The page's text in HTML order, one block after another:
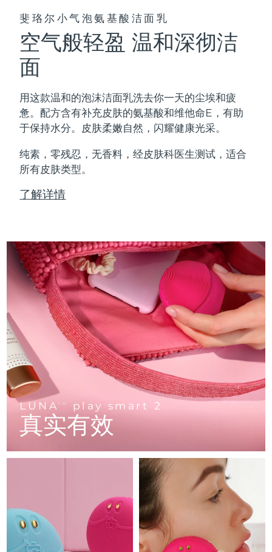
斐珞尔小气泡氨基酸洁面乳
空气般轻盈 温和深彻洁
面
用这款温和的泡沫洁面乳洗去你一天的尘埃和疲
惫。配方含有补充皮肤的氨基酸和维他命E，有助
于保持水分。皮肤柔嫩自然，闪耀健康光采。
纯素，零残忍，无香料，经皮肤科医生测试，适合
所有皮肤类型。
了解详情
LUNATM play smart 2
真实有效
LUNA™ 设备
All facial cleansing devices
UFO™ 设备
ISSA™ 设备
FAQ™ P1 Primer
Manuka honey primer
FAQ™护肤品
All FAQ™ skincare
FAQ™产品
All anti-aging treatments
FAQ™ 221
Anti-aging LED hand mask
FAQ™护肤品
All FAQ™ skincare
FAQ™产品
All LED treatments
FAQ™护肤品
FAQ™产品
All hair treatments
FAQ™ Red Light Serum
FAQ™ skincare
All FAQ™ skincare
FAQ™ products
专业治疗
PEACH™ 2 Pro Max
Professional IPL hair removal device
PEACH™ 2
Travel-friendly IPL hair removal
PEACH™ Cooling Prep Gel
Cooling IPL hair removal gel
BEAR™ 2 body
Microcurrent body toning
LUNA™ 4 body
Firming body serum
痘肌护理
ESPADA™ 2
Acne treatment device
ESPADA™ Blemish Solution
Concentrated acne gel
ESPADA™ 设备
All acne treatment devices
眼部护理
IRIS™ 2
Rejuvenating eye massager
眼部护肤
Advanced eye care treatment
眼部护理设备
All revitalizing eye massagers
KIWI™ derma
Diamond microdermabrasion .
KIWI™
Blackhead remover
KIWI™ 皮肤护理
Advanced pore care essentials
LUNA™ 4 hair
2-in-1 LED scalp massager
FLIP™ play advanced
LED light hairbrush
LUNA™ Dual-Peptide Scalp
For healthy hair
牙齿美白
NEW
issa™ Teeth Whitening Set
Dual LED + sonic device & 18% PAP gel
issa™ Teeth Whitening Gel
18% PAP
更多的
护肤品 男士
FOREO APP
爱沙尼亚
芬兰 预计送达日期8/9/26
法属波利尼西亚 预计送达日期 8/13/26
直布罗陀
希腊
匈牙利 预计送达日期 8/9/26
冰岛 预计送达日期8/10/26
印度尼西亚 预计送达日期8/7/26
爱尔兰 预计送达日期8/9/26
马恩岛
以色列 预计送达日期8/13/26
意大利
日本 预计送达日期8/12/26
预计送达日期 8/14/26
哈萨克斯坦 8/11/26
科威特 预计送达日期 8/9/26